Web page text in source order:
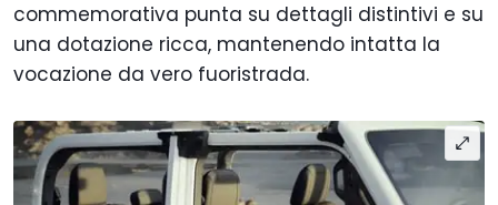
commemorativa punta su dettagli distintivi e su
una dotazione ricca, mantenendo intatta la
vocazione da vero fuoristrada.